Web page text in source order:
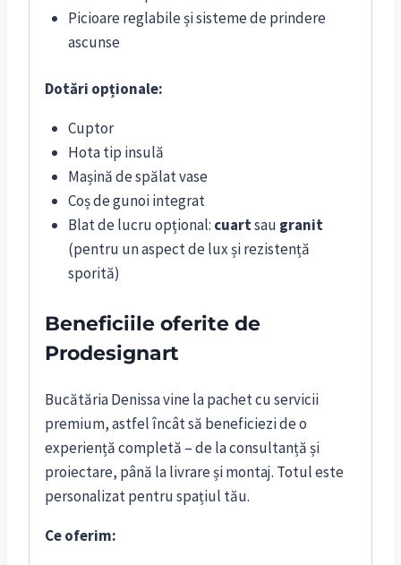
Picioare reglabile și sisteme de prindere
ascunse
Dotări opționale:
Cuptor
Hota tip insulă
Mașină de spălat vase
Coș de gunoi integrat
Blat de lucru opțional: cuartsau granit
(pentru un aspect de lux și rezistență
sporită)
Beneficiile oferite de
Prodesignart
Bucătăria Denissa vine la pachet cu servicii
premium, astfel încât să beneficiezi de o
experiență completă – de la consultanță și
proiectare, până la livrare și montaj. Totul este
personalizat pentru spațiul tău.
Ce oferim: